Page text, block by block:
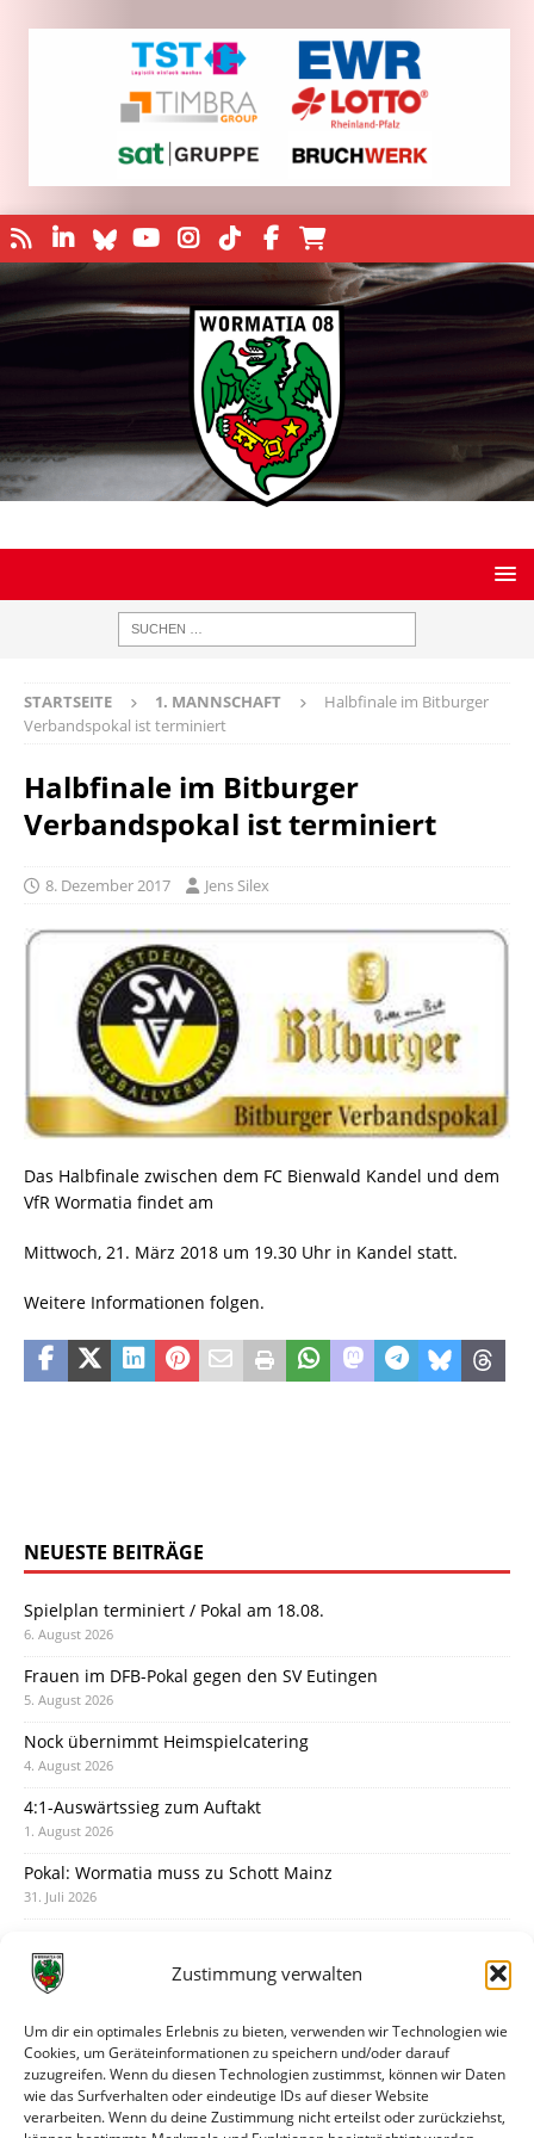
Zustimmung verwalten
Um dir ein optimales Erlebnis zu bieten, verwenden wir Technologien wie
Cookies, um Geräteinformationen zu speichern und/oder darauf
zuzugreifen. Wenn du diesen Technologien zustimmst, können wir Daten
wie das Surfverhalten oder eindeutige IDs auf dieser Website
verarbeiten. Wenn du deine Zustimmung nicht erteilst oder zurückziehst,
STARTSEITE 1. MANNSCHAFT
Halbfinale im Bitburger
Verbandspokal ist terminiert
Halbfinale im Bitburger
Verbandspokal ist terminiert
8. Dezember 2017 Jens Silex
Das Halbfinale zwischen dem FC Bienwald Kandel und dem
VfR Wormatia findet am
Mittwoch, 21. März 2018 um 19.30 Uhr in Kandel statt.
Weitere Informationen folgen.
NEUESTE BEITRÄGE
Spielplan terminiert / Pokal am 18.08.
6. August 2026
Frauen im DFB-Pokal gegen den SV Eutingen
5. August 2026
Nock übernimmt Heimspielcatering
4. August 2026
4:1-Auswärtssieg zum Auftakt
1. August 2026
Pokal: Wormatia muss zu Schott Mainz
31. Juli 2026
30. Juli 2026
28. Juli 2026
Neuer Rückensponsor
28. Juli 2026